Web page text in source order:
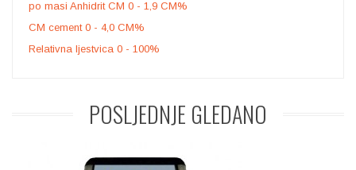
po masi Anhidrit CM 0 - 1,9 CM%
CM cement 0 - 4,0 CM%
Relativna ljestvica 0 - 100%
POSLJEDNJE GLEDANO